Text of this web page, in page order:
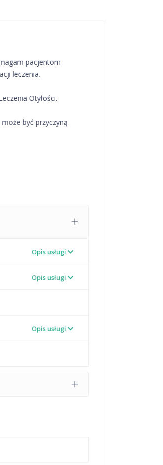
pacjentom
leczenia.
Otyłości.
być przyczyną
Opis usługi
Opis usługi
Opis usługi